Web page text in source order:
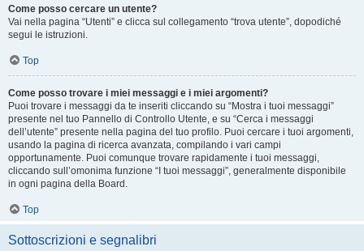
Come posso cercare un utente?
Vai nella pagina “Utenti” e clicca sul collegamento “trova utente”, dopodiché
segui le istruzioni.
Top
Come posso trovare i miei messaggi e i miei argomenti?
Puoi trovare i messaggi da te inseriti cliccando su “Mostra i tuoi messaggi”
presente nel tuo Pannello di Controllo Utente, e su “Cerca i messaggi
dell’utente” presente nella pagina del tuo profilo. Puoi cercare i tuoi argomenti,
usando la pagina di ricerca avanzata, compilando i vari campi
opportunamente. Puoi comunque trovare rapidamente i tuoi messaggi,
cliccando sull’omonima funzione “I tuoi messaggi”, generalmente disponibile
in ogni pagina della Board.
Top
Sottoscrizioni e segnalibri